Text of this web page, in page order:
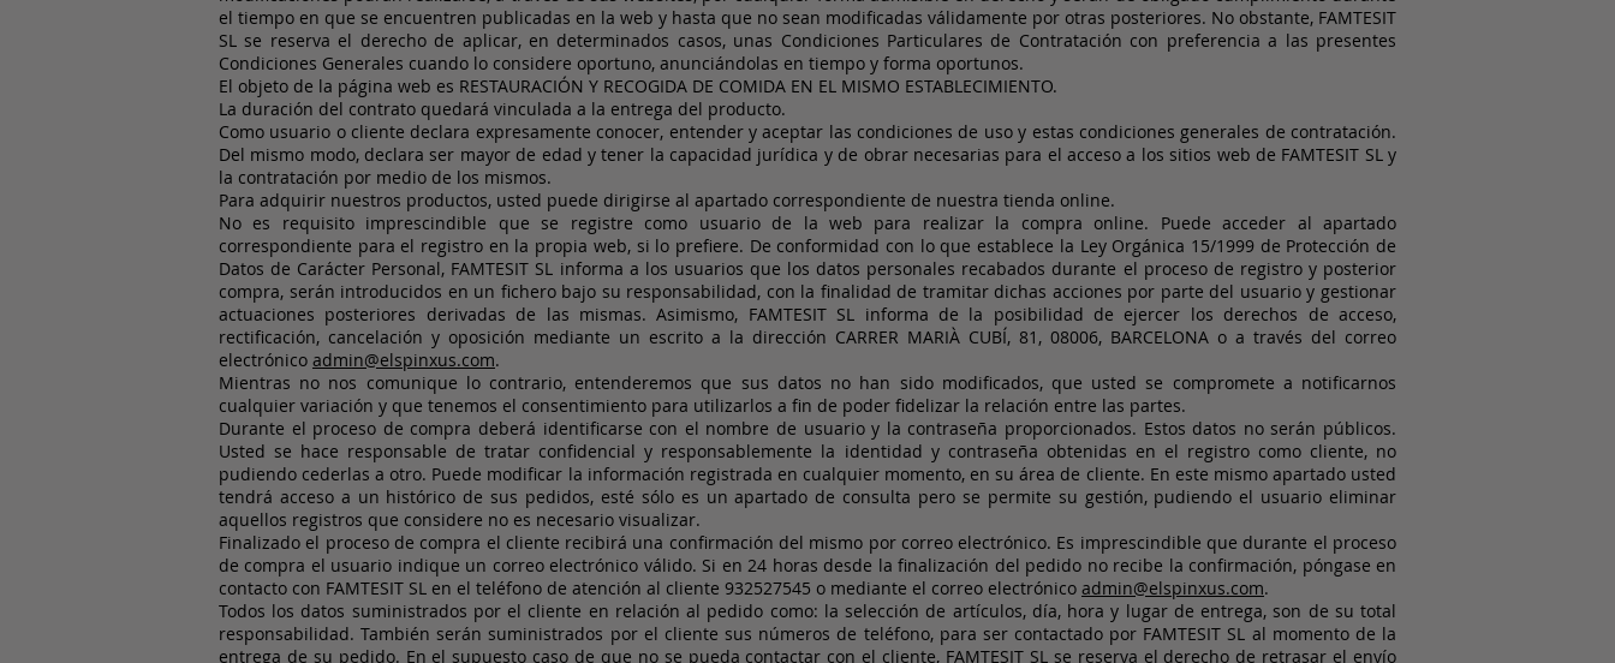
el tiempo en que se encuentren publicadas en la web y hasta que no sean modificadas válidamente por otras posteriores. No obstante, FAMTESIT
SL se reserva el derecho de aplicar, en determinados casos, unas Condiciones Particulares de Contratación con preferencia a las presentes
Condiciones Generales cuando lo considere oportuno, anunciándolas en tiempo y forma oportunos.
El objeto de la página web es RESTAURACIÓN Y RECOGIDA DE COMIDA EN EL MISMO ESTABLECIMIENTO.
La duración del contrato quedará vinculada a la entrega del producto.
Como usuario o cliente declara expresamente conocer, entender y aceptar las condiciones de uso y estas condiciones generales de contratación.
Del mismo modo, declara ser mayor de edad y tener la capacidad jurídica y de obrar necesarias para el acceso a los sitios web de FAMTESIT SL y
la contratación por medio de los mismos.
Para adquirir nuestros productos, usted puede dirigirse al apartado correspondiente de nuestra tienda online.
No es requisito imprescindible que se registre como usuario de la web para realizar la compra online. Puede acceder al apartado
correspondiente para el registro en la propia web, si lo prefiere. De conformidad con lo que establece la Ley Orgánica 15/1999 de Protección de
Datos de Carácter Personal, FAMTESIT SL informa a los usuarios que los datos personales recabados durante el proceso de registro y posterior
compra, serán introducidos en un fichero bajo su responsabilidad, con la finalidad de tramitar dichas acciones por parte del usuario y gestionar
actuaciones posteriores derivadas de las mismas. Asimismo, FAMTESIT SL informa de la posibilidad de ejercer los derechos de acceso,
rectificación, cancelación y oposición mediante un escrito a la dirección CARRER MARIÀ CUBÍ, 81, 08006, BARCELONA o a través del correo
electrónico admin@elspinxus.com.
Mientras no nos comunique lo contrario, entenderemos que sus datos no han sido modificados, que usted se compromete a notificarnos
cualquier variación y que tenemos el consentimiento para utilizarlos a fin de poder fidelizar la relación entre las partes.
Durante el proceso de compra deberá identificarse con el nombre de usuario y la contraseña proporcionados. Estos datos no serán públicos.
Usted se hace responsable de tratar confidencial y responsablemente la identidad y contraseña obtenidas en el registro como cliente, no
pudiendo cederlas a otro. Puede modificar la información registrada en cualquier momento, en su área de cliente. En este mismo apartado usted
tendrá acceso a un histórico de sus pedidos, esté sólo es un apartado de consulta pero se permite su gestión, pudiendo el usuario eliminar
aquellos registros que considere no es necesario visualizar.
Finalizado el proceso de compra el cliente recibirá una confirmación del mismo por correo electrónico. Es imprescindible que durante el proceso
de compra el usuario indique un correo electrónico válido. Si en 24 horas desde la finalización del pedido no recibe la confirmación, póngase en
contacto con FAMTESIT SL en el teléfono de atención al cliente 932527545 o mediante el correo electrónico admin@elspinxus.com.
Todos los datos suministrados por el cliente en relación al pedido como: la selección de artículos, día, hora y lugar de entrega, son de su total
responsabilidad. También serán suministrados por el cliente sus números de teléfono, para ser contactado por FAMTESIT SL al momento de la
entrega de su pedido. En el supuesto caso de que no se pueda contactar con el cliente, FAMTESIT SL se reserva el derecho de retrasar el envío